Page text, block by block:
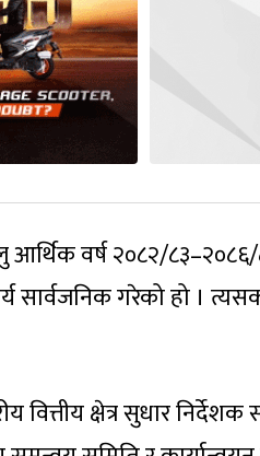
आर्थिक वर्ष २०८२/
सार्वजनिक गरेको हो ।
वित्तीय क्षेत्र सुधार